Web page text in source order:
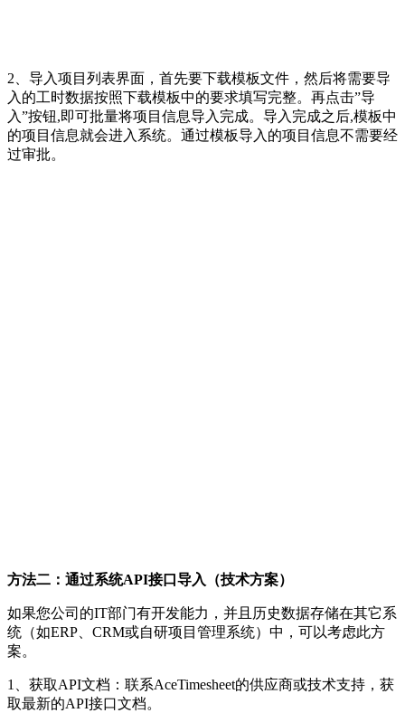
2、导入项目列表界面，首先要下载模板文件，然后将需要导
入的工时数据按照下载模板中的要求填写完整。再点击”导
入”按钮,即可批量将项目信息导入完成。导入完成之后,模板中
的项目信息就会进入系统。通过模板导入的项目信息不需要经
过审批。
方法二：通过系统API接口导入（技术方案）
如果您公司的IT部门有开发能力，并且历史数据存储在其它系
统（如ERP、CRM或自研项目管理系统）中，可以考虑此方
案。
1、获取API文档：联系AceTimesheet的供应商或技术支持，获
取最新的API接口文档。